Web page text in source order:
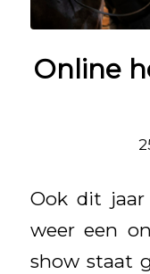
Online
Ook dit jaar
weer een
show staat